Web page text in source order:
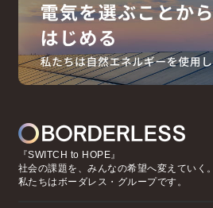
『SWITCH to HOPE』
社会の課題を、みんなの希望へ変えていく。
私たちはボーダレス・グループです。